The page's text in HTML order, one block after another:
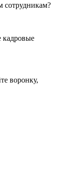
сотрудникам?
кадровые
воронку,